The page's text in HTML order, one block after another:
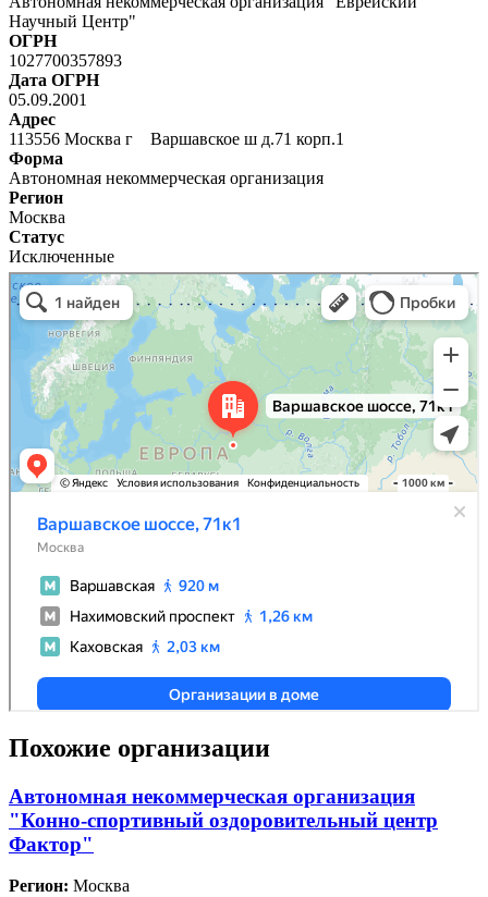
Научный Центр"
ОГРН
1027700357893
Дата ОГРН
05.09.2001
Адрес
113556 Москва г Варшавское ш д.71 корп.1
Форма
Автономная некоммерческая организация
Регион
Москва
Статус
Исключенные
Похожие организации
Автономная некоммерческая организация
"Конно-спортивный оздоровительный центр
Фактор"
Регион: Москва